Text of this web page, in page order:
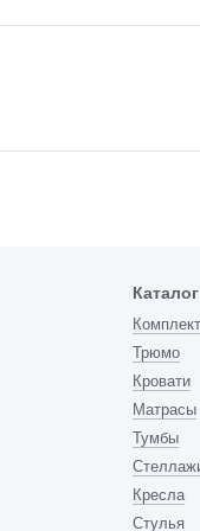
Каталог
Трюмо
Кровати
Матрасы
Тумбы
Кресла
Стулья